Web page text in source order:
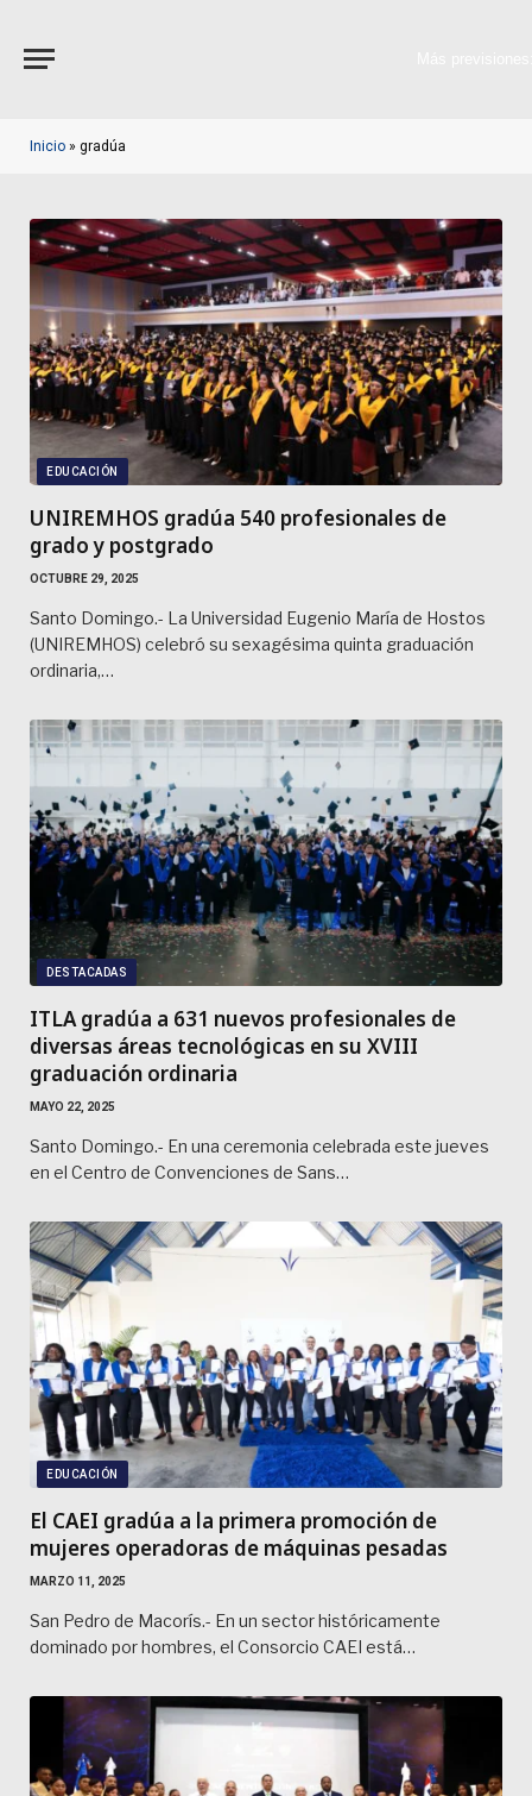
Inicio » gradúa
EDUCACIÓN
UNIREMHOS gradúa 540 profesionales de
grado y postgrado
OCTUBRE 29, 2025
Santo Domingo.- La Universidad Eugenio María de Hostos
(UNIREMHOS) celebró su sexagésima quinta graduación
ordinaria,…
DESTACADAS
ITLA gradúa a 631 nuevos profesionales de
diversas áreas tecnológicas en su XVIII
graduación ordinaria
MAYO 22, 2025
Santo Domingo.- En una ceremonia celebrada este jueves
en el Centro de Convenciones de Sans…
EDUCACIÓN
El CAEI gradúa a la primera promoción de
mujeres operadoras de máquinas pesadas
MARZO 11, 2025
San Pedro de Macorís.- En un sector históricamente
dominado por hombres, el Consorcio CAEI está…